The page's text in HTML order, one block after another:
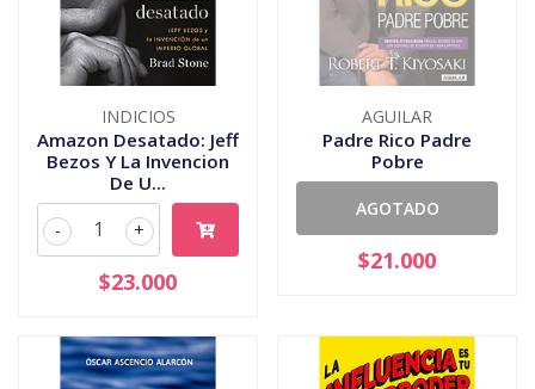
INDICIOS
Amazon Desatado: Jeff
Bezos Y La Invencion
De U...
+
-
$23.000
AGUILAR
Padre Rico Padre
Pobre
AGOTADO
$21.000